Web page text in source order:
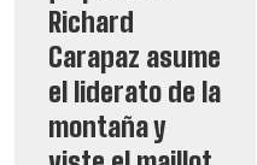
Richard
Carapaz asume
el liderato de la
montaña y